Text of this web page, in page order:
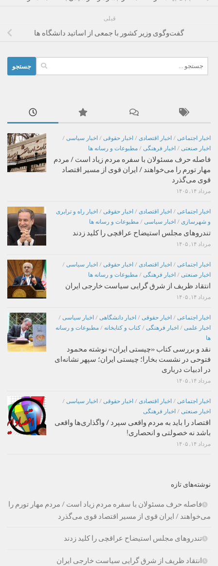
قبلی
گفت‌وگوی وزیر کشور با جمعی از اساتید دانشگاه ها
برای:
اخبار اجتماعی / اخبار اقتصادی / اخبار حقوقی / اخبار سیاسی /
اخبار صنعتی / اخبار فرهنگی / مطبوعات و رسانه ها
فاصله حرف مسئولان با سفره مردم زیاد است / مردم
مهار تورم را می‌خواهند / ایران قوی از مسیر اقتصاد
قوی می‌گذرد
مرداد ۱۴, ۱۴۰۵
اخبار اجتماعی / اخبار اقتصادی / اخبار حقوقی / اخبار راه و ترابری
و شهرسازی / اخبار سیاسی / مطبوعات و رسانه ها
تندروهای مجلس استیضاح عراقچی را کلید زدند
مرداد ۱۴, ۱۴۰۵
اخبار اجتماعی / اخبار اقتصادی / اخبار حقوقی / اخبار سیاسی /
اخبار صنعتی / اخبار فرهنگی / مطبوعات و رسانه ها
انتقاد ظریف از شرق گرایی سیاست خارجی ایران
مرداد ۱۴, ۱۴۰۵
اخبار اجتماعی / اخبار حقوقی / اخبار دانشگاهی / اخبار سیاسی /
اخبار علمی / اخبار فرهنگی / کتاب و کتابخانه / مطبوعات و رسانه
ها
نقد و بررسی کتاب «چیستی ایران» نوشته محمود
فتوحی در نشست بخارا؛ چیستی ایران؛ سپهر نشانه‌ای
در ادبیات درباری
مرداد ۱۴, ۱۴۰۵
اخبار اجتماعی / اخبار اقتصادی / اخبار حقوقی / اخبار سیاسی /
اخبار صنعتی / اخبار فرهنگی
اقتصاد را باید به مردم واقعی سپرد / واگذاری‌ها واقعی
باشد نه خصولتی و انحصاری!
مرداد ۱۴, ۱۴۰۵
نوشته‌های تازه
فاصله حرف مسئولان با سفره مردم زیاد است / مردم مهار تورم را
می‌خواهند / ایران قوی از مسیر اقتصاد قوی می‌گذرد
تندروهای مجلس استیضاح عراقچی را کلید زدند
انتقاد ظریف از شرق گرایی سیاست خارجی ایران